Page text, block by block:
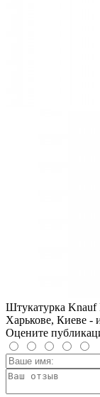
Штукатурка Knauf
Харькове, Киеве -
Оцените